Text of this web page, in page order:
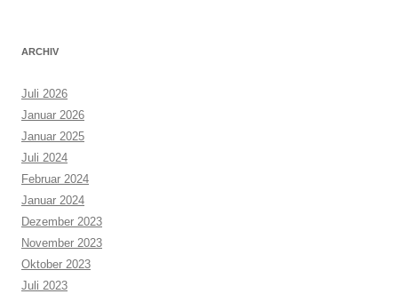
ARCHIV
Juli 2026
Januar 2026
Januar 2025
Juli 2024
Februar 2024
Januar 2024
Dezember 2023
November 2023
Oktober 2023
Juli 2023